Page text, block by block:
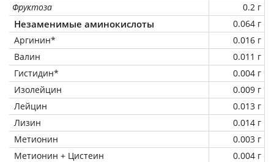
Фруктоза
0.2 г
Незаменимые аминокислоты
0.064 г
Аргинин*
0.016 г
Валин
0.011 г
Гистидин*
0.004 г
Изолейцин
0.009 г
Лейцин
0.013 г
Лизин
0.014 г
Метионин
0.003 г
Метионин + Цистеин
0.004 г